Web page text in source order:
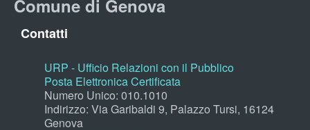
Comune di Genova
Contatti
URP - Ufficio Relazioni con il Pubblico
Posta Elettronica Certificata
Numero Unico: 010.1010
Indirizzo: Via Garibaldi 9, Palazzo Tursi, 16124
Genova